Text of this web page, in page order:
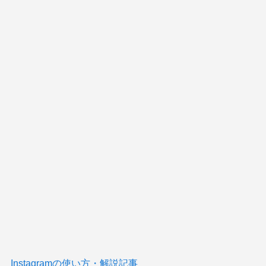
Instagramの使い方・解説記事